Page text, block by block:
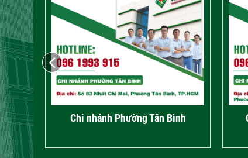
Trụ sở chính – Phường An Hội Đông